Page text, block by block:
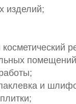
изделий;
и